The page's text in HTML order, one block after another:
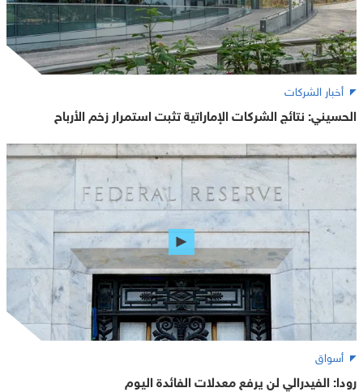
أخبار الشركات
الحسيني: نتائج الشركات الإماراتية تثبت استمرار زخم الأرباح
أسواق
رودا: الفيدرالي لن يرفع معدلات الفائدة اليوم